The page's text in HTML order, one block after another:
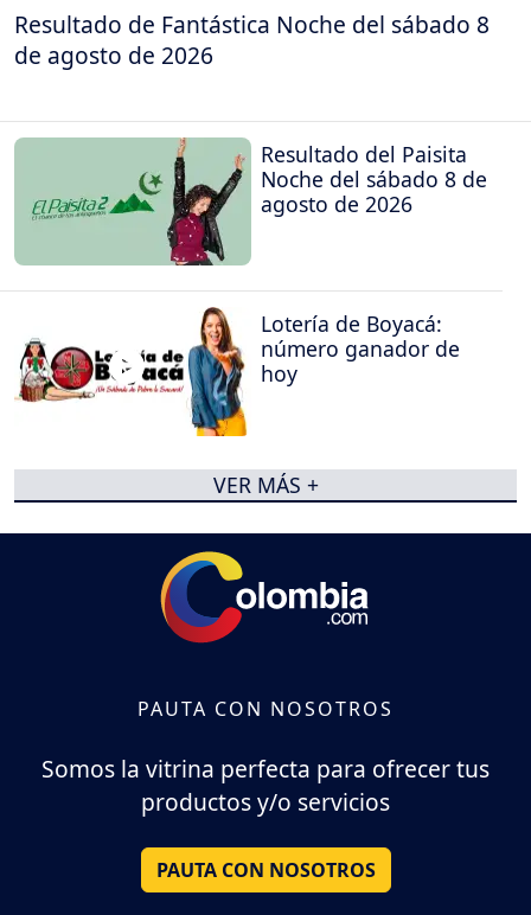
Resultado de Fantástica Noche del sábado 8
de agosto de 2026
Resultado del Paisita
Noche del sábado 8 de
agosto de 2026
Lotería de Boyacá:
número ganador de
hoy
VER MÁS +
PAUTA CON NOSOTROS
Somos la vitrina perfecta para ofrecer tus
productos y/o servicios
PAUTA CON NOSOTROS